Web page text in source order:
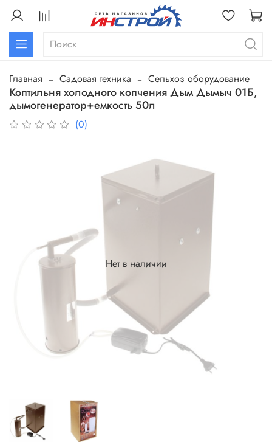
Главная Садовая техника Сельхоз оборудование
Коптильня холодного копчения Дым Дымыч 01Б,
дымогенератор+емкость 50л
(0)
Нет в наличии